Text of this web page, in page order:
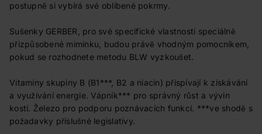
postupně si vybírá své oblíbené pokrmy.
Sušenky GERBER, pro své specifické vlastnosti speciálně
přizpůsobené miminku, budou právě vhodným pomocníkem,
pokud se rozhodnete metodu BLW vyzkoušet.
Vitamíny skupiny B (B1***, B2 a niacin) přispívají k získávání
a využívání energie. Vápník*** pro správný růst a vývin
kostí. Železo pro podporu poznávacích funkcí. ***ve shodě s
požadavky příslušné legislativy.